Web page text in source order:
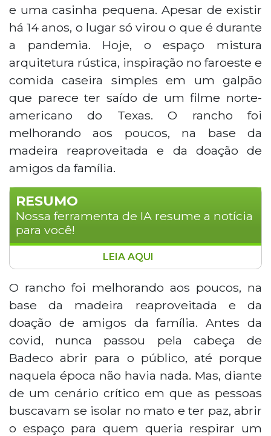
e uma casinha pequena. Apesar de existir
há 14 anos, o lugar só virou o que é durante
a pandemia. Hoje, o espaço mistura
arquitetura rústica, inspiração no faroeste e
comida caseira simples em um galpão
que parece ter saído de um filme norte-
americano do Texas. O rancho foi
melhorando aos poucos, na base da
madeira reaproveitada e da doação de
amigos da família.
RESUMO
Nossa ferramenta de IA resume a notícia
para você!
Localizado na MS-10, km 06, saída para
Rochedinho, o Rancho do Galo surgiu
durante a pandemia como opção de lazer
rural. O espaço de 4 hectares tem lago
com diversas espécies de peixes, piscinas
naturais sem cloro e arquitetura rústica
inspirada no Velho Oeste. O day use custa
R$ 75, com capacidade limitada a 250
pessoas. Nos meses frios, o rancho recebe
eventos temáticos como encontros de
carros antigos e manobras de drift.
LEIA AQUI
O rancho foi melhorando aos poucos, na
base da madeira reaproveitada e da
doação de amigos da família. Antes da
covid, nunca passou pela cabeça de
Badeco abrir para o público, até porque
naquela época não havia nada. Mas, diante
de um cenário crítico em que as pessoas
buscavam se isolar no mato e ter paz, abrir
o espaço para quem queria respirar um